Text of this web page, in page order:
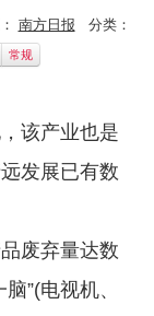
南方日报 分类：
常规
该产业也是
发展已有数
废弃量达数
”(电视机、